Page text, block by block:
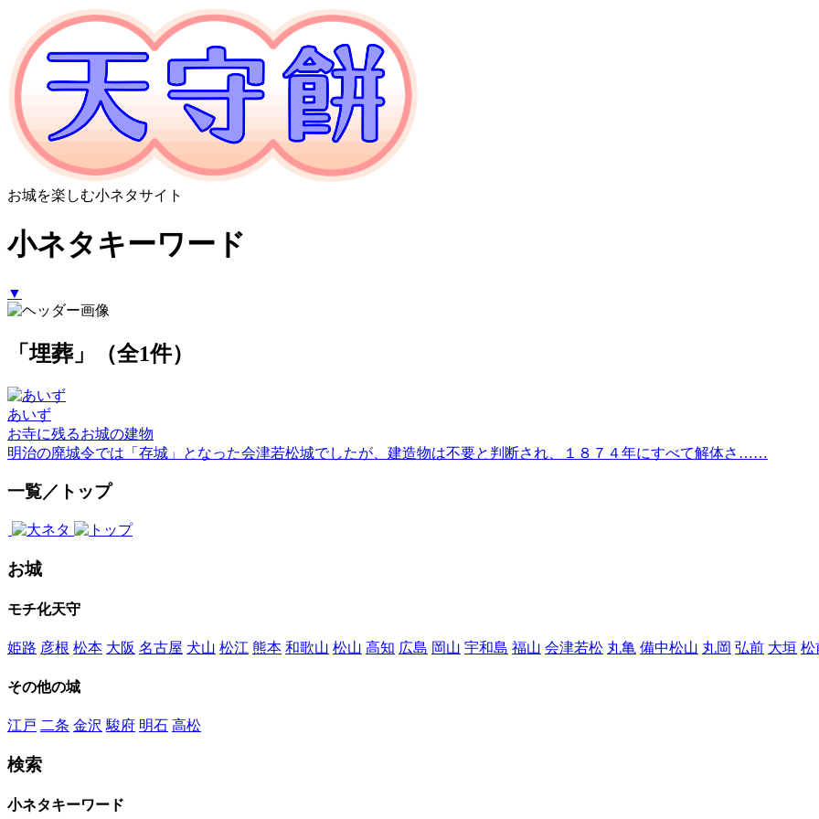
お城を楽しむ小ネタサイト
小ネタキーワード
▼
「埋葬」（全1件）
あいず
お寺に残るお城の建物
明治の廃城令では「存城」となった会津若松城でしたが、建造物は不要と判断され、１８７４年にすべて解体さ……
一覧／トップ
お城
モチ化天守
姫路 彦根 松本 大阪 名古屋 犬山 松江 熊本 和歌山 松山 高知 広島 岡山 宇和島 福山 会津若松 丸亀 備中松山 丸岡 弘前 大垣 松
その他の城
江戸 二条 金沢 駿府 明石 高松
検索
小ネタキーワード